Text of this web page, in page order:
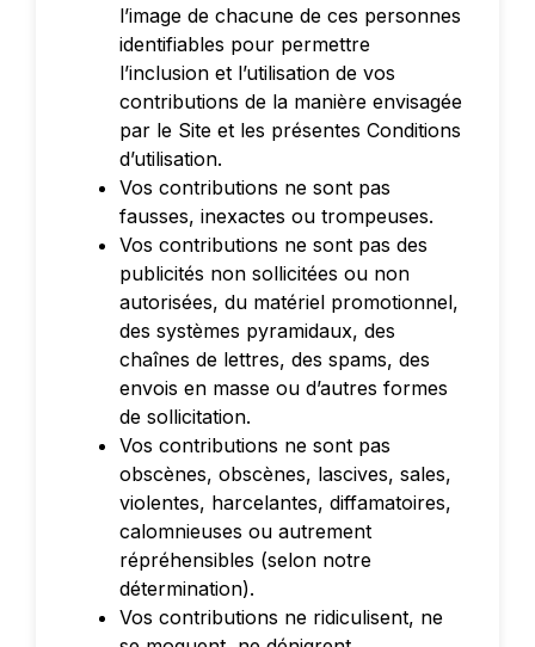
l’image de chacune de ces personnes
identifiables pour permettre
l’inclusion et l’utilisation de vos
contributions de la manière envisagée
par le Site et les présentes Conditions
d’utilisation.
Vos contributions ne sont pas
fausses, inexactes ou trompeuses.
Vos contributions ne sont pas des
publicités non sollicitées ou non
autorisées, du matériel promotionnel,
des systèmes pyramidaux, des
chaînes de lettres, des spams, des
envois en masse ou d’autres formes
de sollicitation.
Vos contributions ne sont pas
obscènes, obscènes, lascives, sales,
violentes, harcelantes, diffamatoires,
calomnieuses ou autrement
répréhensibles (selon notre
détermination).
Vos contributions ne ridiculisent, ne